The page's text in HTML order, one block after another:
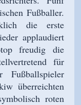
Fußballer.
die erste
applaudiert
freudig die
für
überreichten
roten